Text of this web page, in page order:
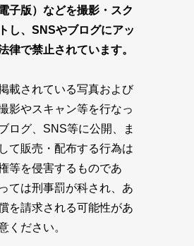
子版）などを撮影・スク
し、SNSやブログにアッ
律で禁止されています。
載されている写真および
影やスキャン等を行なっ
ログ、SNS等に公開、ま
て販売・配布する行為は
等を侵害するものであ
ては刑事罰が科され、あ
を請求される可能性があ
ください。